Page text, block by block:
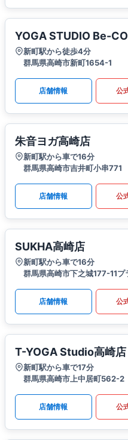
YOGA STUDIO Be-
新町駅から徒歩4分
群馬県高崎市新町1654-1
店舗情報 公
朱音ヨガ高崎店
新町駅から車で16分
群馬県高崎市吉井町小串771
店舗情報 公
SUKHA高崎店
新町駅から車で16分
群馬県高崎市下之城177-11プ
店舗情報 公
T-YOGA Studio高崎店
新町駅から車で17分
群馬県高崎市上中居町562-2
店舗情報 公